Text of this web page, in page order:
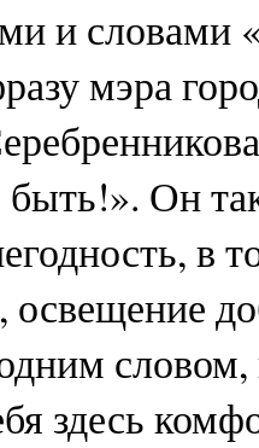
и словами
мэра
быть!». Он
в
освещение
здесь